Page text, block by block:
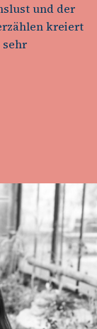
und der
kreiert
sehr